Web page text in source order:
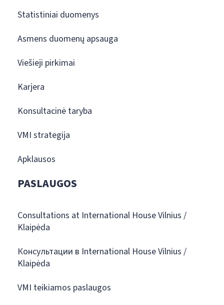
Statistiniai duomenys
Asmens duomenų apsauga
Viešieji pirkimai
Karjera
Konsultacinė taryba
VMI strategija
Apklausos
PASLAUGOS
Consultations at International House Vilnius /
Klaipėda
Консультации в International House Vilnius /
Klaipėda
VMI teikiamos paslaugos